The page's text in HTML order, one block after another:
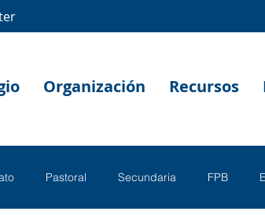
Organización Recursos
Pastoral Secundaria FPB